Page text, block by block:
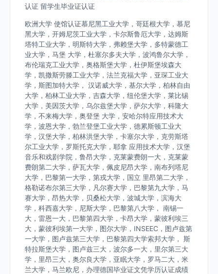
认证 留学生毕业证认证
欧洲大学 使馆认证慕尼黑工业大学，哥廷根大学，慕尼
黑大学，开姆尼茨工业大学，卡尔斯鲁厄大学，达姆斯
塔特工业大学，明斯特大学，弗赖堡大学，多特蒙德工
业大学，马堡 大学，杜塞尔多夫大学，波鸿鲁尔大学，
布伦瑞克工业大学，奥格斯堡大学，杜伊斯堡埃森大
学，凯撒斯劳滕工业大学，法兰克福大学，亚琛工业大
学，斯图加特大学， 汉诺威大学，基尔大学，柏林自由
大学，柏林工业大学，吉森大学，纽伦堡大学，莱比锡
大学，美因茨大学，乌尔兹堡大学，萨尔大学，科隆大
学，不来梅大学，奥登堡 大学，安哈尔特应用技术大
学，波恩大学，勃兰登堡工业大学，德累斯顿工业大
学，汉堡大学，柏林洪堡大学，卡塞尔大学，克劳斯塔
尔工业大学，罗斯托克大学，耶拿 应用技术大学，汉堡
音乐和戏剧学院，鲁昂大学，克莱蒙费朗一大，克莱蒙
费朗第二大学，萨瓦大学，佩皮尼昂大学，南布列塔尼
大学，巴黎第一大学，第戎大学，国立 里昂第二大学，
格勒诺布尔第三大学，凡尔赛大学，巴黎第九大学，马
赛大学，昂热大学，贝桑松大学，波城大学，滨海大
学，科西嘉大学，尼斯大学，巴黎第八大学， 南锡一
大，雷恩一大，巴黎第四大学，卡昂大学，蒙彼利埃三
大，蒙彼利埃第一大学，图尔大学，INSEEC，图卢兹第
一大学，图卢兹第三大学，巴黎第四大学索邦大学， 斯
特拉斯堡大学，图卢兹三大，波尔多一大，里尔第三大
学，里昂三大，奥尔良大学，亚眠大学，罗马二大，米
兰大学，马兰欧尼，办理德国毕业证文凭学历认证成绩